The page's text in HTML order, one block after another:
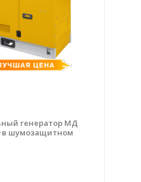
генератор МД
в шумозащитном